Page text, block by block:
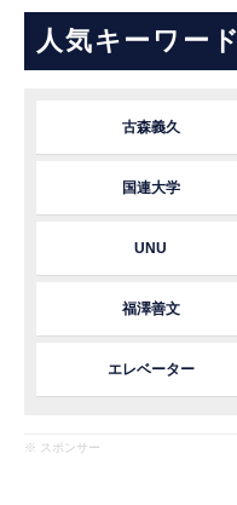
人気キーワード
古森義久
国連大学
UNU
福澤善文
エレベーター
※ スポンサー